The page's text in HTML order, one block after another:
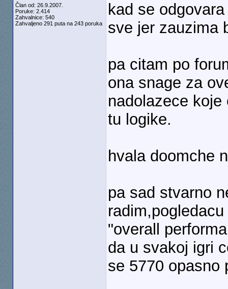
Član od: 26.9.2007.
Poruke: 2.414
Zahvalnice: 540
Zahvaljeno 291 puta na 243 poruka
kad se
sve jer zauzima
pa citam po
ona snage za
nadolazece
tu logike.
hvala doomche
pa sad stvarno
"overall
da u svakoj igri
se 5770 opasno